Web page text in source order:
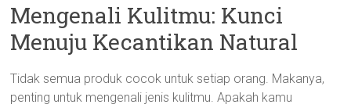
Mengenali Kulitmu: Kunci
Menuju Kecantikan Natural
Tidak semua produk cocok untuk setiap orang. Makanya,
penting untuk mengenali jenis kulitmu. Apakah kamu